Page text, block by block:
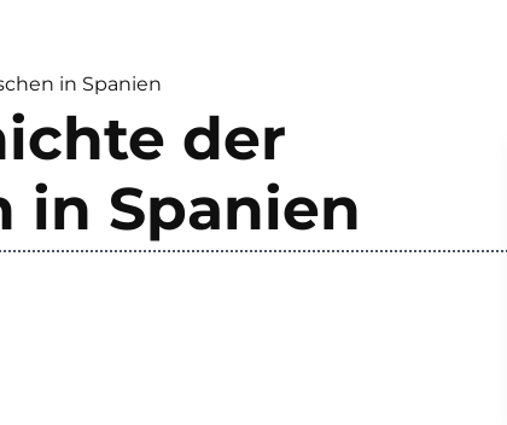
in Spanien
der
in Spanien